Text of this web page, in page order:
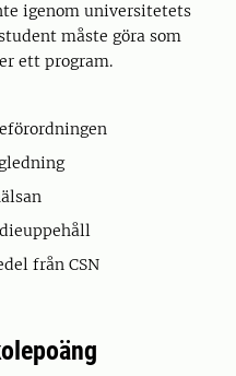
igenom universitetets
måste göra som
ett program.
från CSN